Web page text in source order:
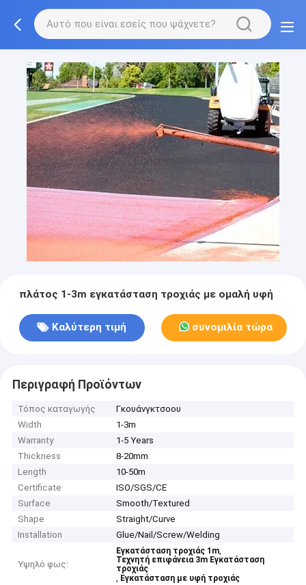
πλάτος 1-3m εγκατάσταση τροχιάς με ομαλή υφή
Καλύτερη τιμή συνομιλία τώρα
Περιγραφή Προϊόντων
Τόπος καταγωγής
Γκουάνγκτσοου
Width
1-3m
Warranty
1-5 Years
Thickness
8-20mm
Length
10-50m
Certificate
ISO/SGS/CE
Surface
Smooth/Textured
Shape
Straight/Curve
Installation
Glue/Nail/Screw/Welding
Υψηλό φως:
Εγκατάσταση τροχιάς 1m,
Τεχνητή επιφάνεια 3m Εγκατάσταση
τροχιάς
, Εγκατάσταση με υφή τροχιάς